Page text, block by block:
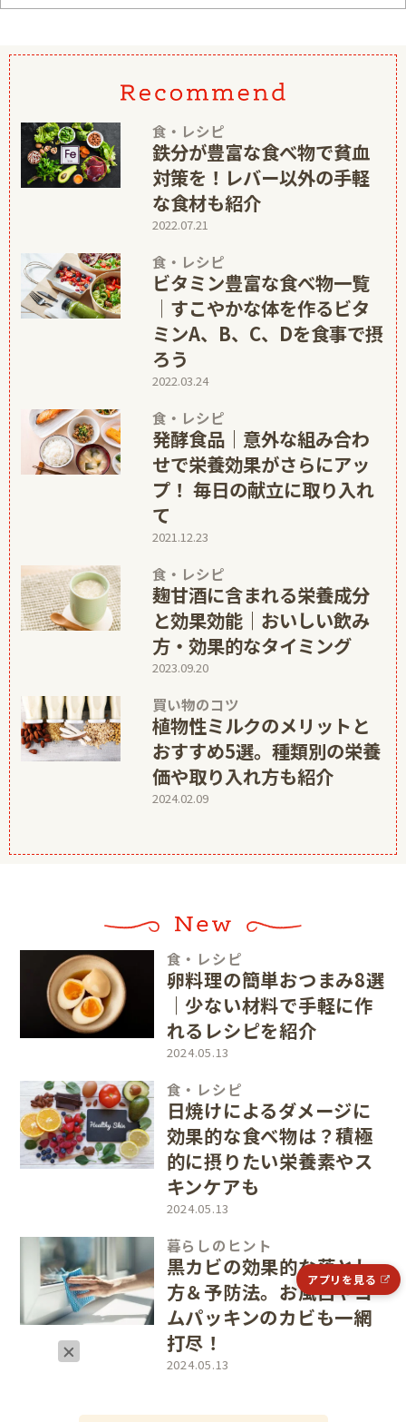
食・レシピ
鉄分が豊富な食べ物で貧血
対策を！レバー以外の手軽
な食材も紹介
2022.07.21
食・レシピ
ビタミン豊富な食べ物一覧
│すこやかな体を作るビタ
ミンA、B、C、Dを食事で摂
ろう
2022.03.24
食・レシピ
発酵食品｜意外な組み合わ
せで栄養効果がさらにアッ
プ！ 毎日の献立に取り入れ
て
2021.12.23
食・レシピ
麹甘酒に含まれる栄養成分
と効果効能｜おいしい飲み
方・効果的なタイミング
2023.09.20
買い物のコツ
植物性ミルクのメリットと
おすすめ5選。種類別の栄養
価や取り入れ方も紹介
2024.02.09
食・レシピ
卵料理の簡単おつまみ8選
｜少ない材料で手軽に作
れるレシピを紹介
2024.05.13
食・レシピ
日焼けによるダメージに
効果的な食べ物は？積極
的に摂りたい栄養素やス
キンケアも
2024.05.13
暮らしのヒント
黒カビの効果的な落とし
方＆予防法。お風呂やゴ
ムパッキンのカビも一網
打尽！
2024.05.13
アプリを見る